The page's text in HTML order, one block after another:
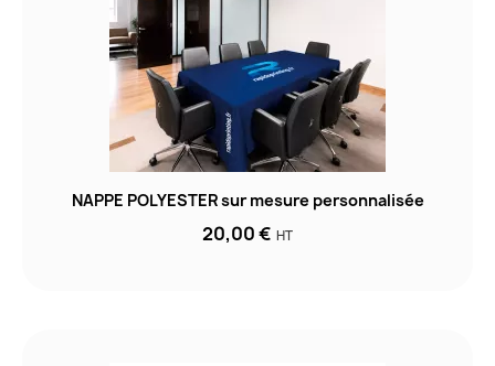
NAPPE POLYESTER sur mesure personnalisée
20,00 € HT